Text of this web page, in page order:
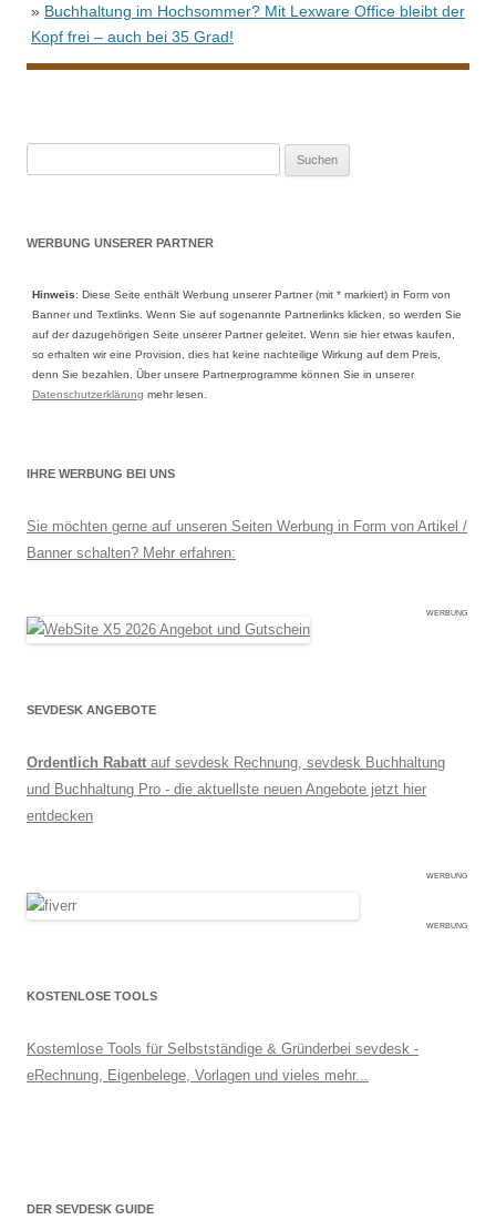
» Buchhaltung im Hochsommer? Mit Lexware Office bleibt der
Kopf frei – auch bei 35 Grad!
WERBUNG UNSERER PARTNER
Hinweis: Diese Seite enthält Werbung unserer Partner (mit * markiert) in Form von
Banner und Textlinks. Wenn Sie auf sogenannte Partnerlinks klicken, so werden Sie
auf der dazugehörigen Seite unserer Partner geleitet. Wenn sie hier etwas kaufen,
so erhalten wir eine Provision, dies hat keine nachteilige Wirkung auf dem Preis,
denn Sie bezahlen. Über unsere Partnerprogramme können Sie in unserer
Datenschutzerklärung mehr lesen.
IHRE WERBUNG BEI UNS
Sie möchten gerne auf unseren Seiten Werbung in Form von Artikel /
Banner schalten? Mehr erfahren:
WERBUNG
SEVDESK ANGEBOTE
Ordentlich Rabatt auf sevdesk Rechnung, sevdesk Buchhaltung
und Buchhaltung Pro - die aktuellste neuen Angebote jetzt hier
entdecken
WERBUNG
WERBUNG
KOSTENLOSE TOOLS
Kostemlose Tools für Selbstständige & Gründerbei sevdesk -
eRechnung, Eigenbelege, Vorlagen und vieles mehr...
DER SEVDESK GUIDE